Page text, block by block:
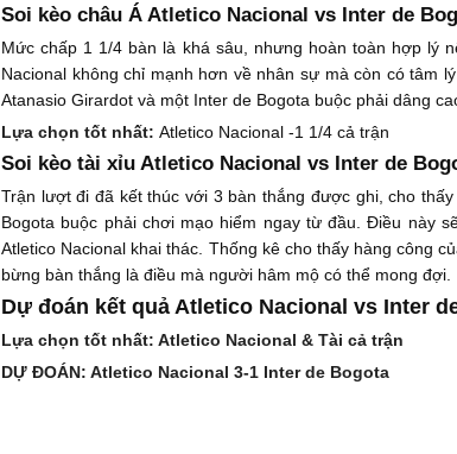
Soi kèo châu Á Atletico Nacional vs Inter de
Mức chấp 1 1/4 bàn là khá sâu, nhưng hoàn toàn hợp lý
Nacional không chỉ mạnh hơn về nhân sự mà còn có tâm
Atanasio Girardot và một Inter de Bogota buộc phải dâng
Lựa chọn tốt nhất: Atletico Nacional -1 1/4 cả trận
Soi kèo tài xỉu Atletico Nacional vs Inter de
Trận lượt đi đã kết thúc với 3 bàn thắng được ghi, cho
Bogota buộc phải chơi mạo hiểm ngay từ đầu. Điều này
Atletico Nacional khai thác. Thống kê cho thấy hàng công
bừng bàn thắng là điều mà người hâm mộ có thể mong đợi.
Dự đoán kết quả Atletico Nacional vs Inter
Lựa chọn tốt nhất: Atletico Nacional & Tài cả trận
DỰ ĐOÁN: Atletico Nacional 3-1 Inter de Bogota